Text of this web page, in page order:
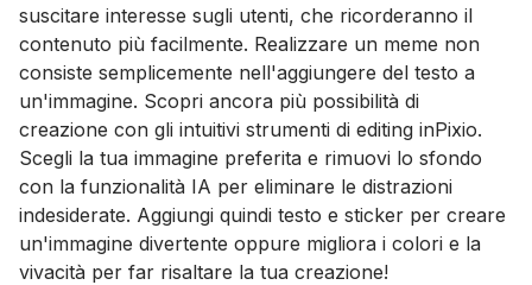
suscitare interesse sugli utenti, che ricorderanno il
contenuto più facilmente. Realizzare un meme non
consiste semplicemente nell'aggiungere del testo a
un'immagine. Scopri ancora più possibilità di
creazione con gli intuitivi strumenti di editing inPixio.
Scegli la tua immagine preferita e rimuovi lo sfondo
con la funzionalità IA per eliminare le distrazioni
indesiderate. Aggiungi quindi testo e sticker per creare
un'immagine divertente oppure migliora i colori e la
vivacità per far risaltare la tua creazione!